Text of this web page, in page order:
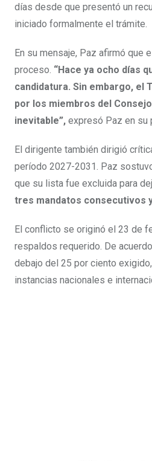
días desde que presentó un
iniciado formalmente el trámite.
En su mensaje, Paz afirmó que
proceso. “Hace ya ocho días
candidatura. Sin embargo, el
por los miembros del
inevitable”, expresó Paz en su
El dirigente también dirigió
período 2027-2031. Paz
que su lista fue excluida para
tres mandatos consecutivos
El conflicto se originó el 23 de
respaldos requerido. De
debajo del 25 por ciento
instancias nacionales e